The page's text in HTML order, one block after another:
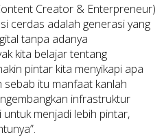
Creator & Enterpreneur)
cerdas adalah generasi yang
tanpa adanya
kita belajar tentang
pintar kita menyikapi apa
sebab itu manfaat kanlah
infrastruktur
menjadi lebih pintar,